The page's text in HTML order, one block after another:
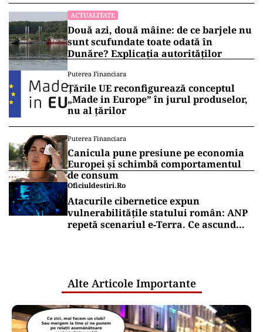
ACTUALITATE
Două azi, două mâine: de ce barjele nu
sunt scufundate toate odată în
Dunăre? Explicația autorităților
Puterea Financiara
Țările UE reconfigurează conceptul
„Made in Europe” în jurul produselor,
nu al țărilor
Puterea Financiara
Canicula pune presiune pe economia
Europei și schimbă comportamentul
de consum
Oficiuldestiri.ro
Atacurile cibernetice expun
vulnerabilitățile statului român: ANP
repetă scenariul e‑Terra. Ce ascund
Alte Articole Importante